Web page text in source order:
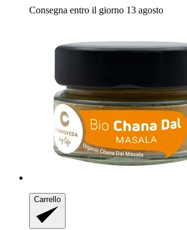
Consegna entro il giorno 13 agosto
Carrello